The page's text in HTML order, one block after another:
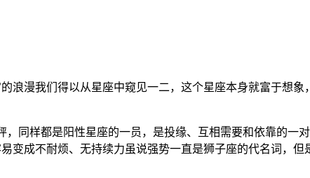
浪漫我们得以从星座中窥见一二，这个星座本身就富于想
同样都是阳性星座的一员，是投缘、互相需要和依靠的一
变成不耐烦、无持续力虽说强势一直是狮子座的代名词，